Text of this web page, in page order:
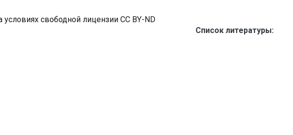
условиях свободной лицензии CC BY-ND
Список литературы: